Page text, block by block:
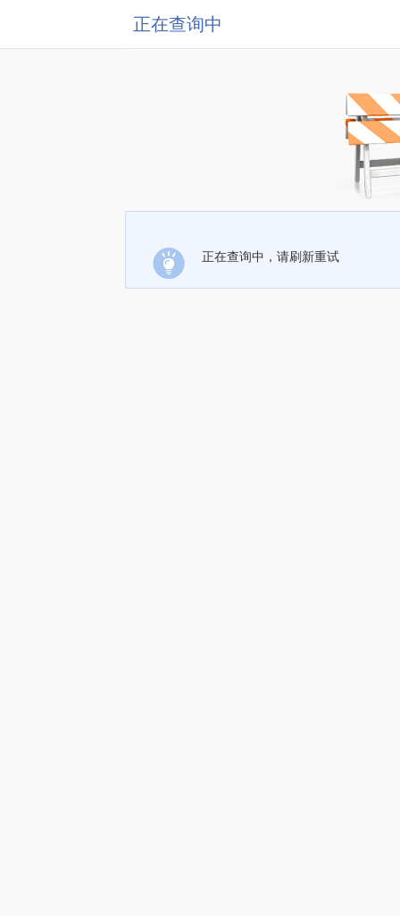
正在查询中
正在查询中，请刷新重试